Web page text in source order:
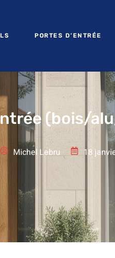
PORTES D’ENTRÉE
(bois/
Michel Lebru 18